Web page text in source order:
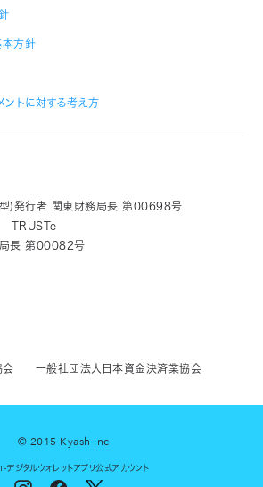
本方針
ントに対する考え方
)発行者 関東財務局長 第00698号
TRUSTe
長 第00082号
会 一般社団法人日本資金決済業協会
© 2015 Kyash Inc
デジタルウォレットアプリ公式アカウント